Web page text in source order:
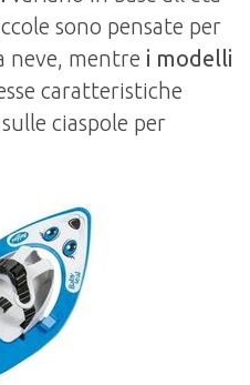
sono pensate per
neve, mentre i modelli
caratteristiche
ciaspole per